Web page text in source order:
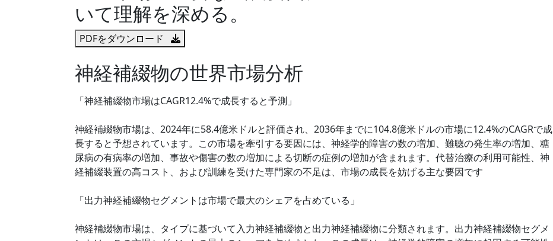
いて理解を深める。
PDFをダウンロード
神経補綴物の世界市場分析
「神経補綴物市場はCAGR12.4%で成長すると予測」
神経補綴物市場は、2024年に58.4億米ドルと評価され、2036年までに104.8億米ドルの市場に12.4%のCAGRで成
長すると予想されています。この市場を牽引する要因には、神経学的障害の数の増加、難聴の発生率の増加、糖
尿病の有病率の増加、事故や傷害の数の増加による切断の症例の増加が含まれます。代替治療の利用可能性、神
経補綴装置の高コスト、および訓練を受けた専門家の不足は、市場の成長を妨げる主な要因です
「出力神経補綴物セグメントは市場で最大のシェアを占めている」
神経補綴物市場は、タイプに基づいて入力神経補綴物と出力神経補綴物に分類されます。出力神経補綴物セグメ